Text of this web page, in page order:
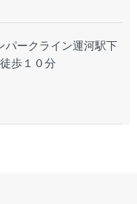
ークライン運河駅下
歩１０分